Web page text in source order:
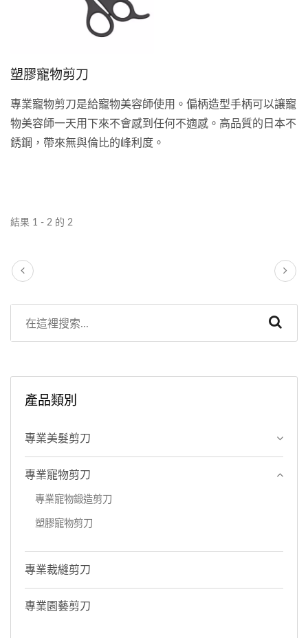
塑膠寵物剪刀
專業寵物剪刀是給寵物美容師使用。偏柄造型手柄可以讓寵
物美容師一天用下來不會感到任何不適感。高品質的日本不
銹鋼，帶來無與倫比的峰利度。
結果 1 - 2 的 2
產品類別
專業美髮剪刀
專業寵物剪刀
專業寵物鍛造剪刀
塑膠寵物剪刀
專業裁縫剪刀
專業園藝剪刀